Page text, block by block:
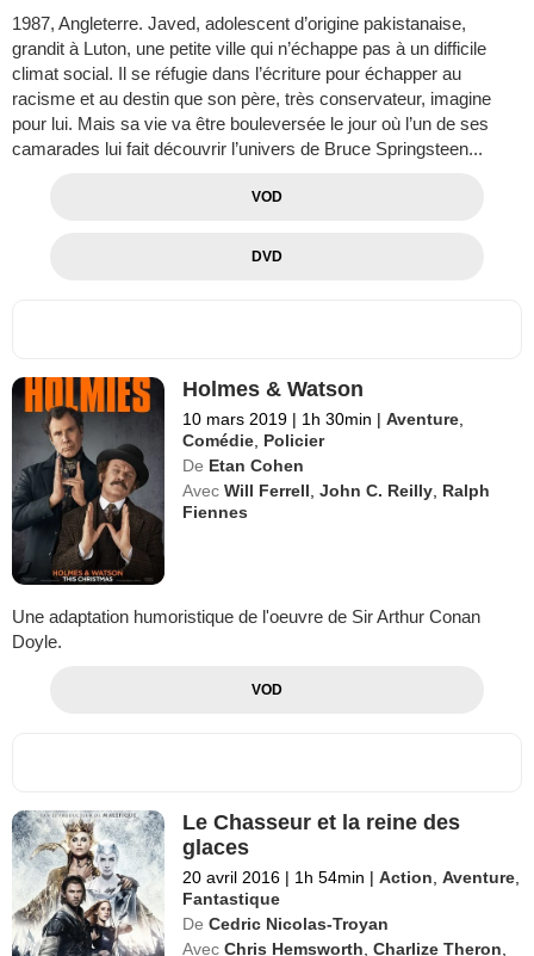
1987, Angleterre. Javed, adolescent d’origine pakistanaise,
grandit à Luton, une petite ville qui n’échappe pas à un difficile
climat social. Il se réfugie dans l’écriture pour échapper au
racisme et au destin que son père, très conservateur, imagine
pour lui. Mais sa vie va être bouleversée le jour où l’un de ses
camarades lui fait découvrir l’univers de Bruce Springsteen...
VOD
DVD
Holmes & Watson
10 mars 2019 | 1h 30min | Aventure
Comédie Policier
De Etan Cohen
Avec Will Ferrell ,John C. Reilly Ralph
Fiennes
Une adaptation humoristique de l'oeuvre de Sir Arthur Conan
Doyle.
VOD
Le Chasseur et la reine des
glaces
20 avril 2016 | 1h 54min | Action ,Aventure
Fantastique
De Cedric Nicolas-Troyan
Avec Chris Hemsworth ,Charlize Theron